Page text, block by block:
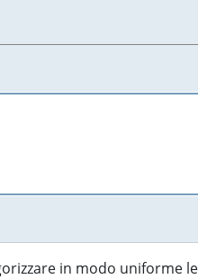
in modo uniforme